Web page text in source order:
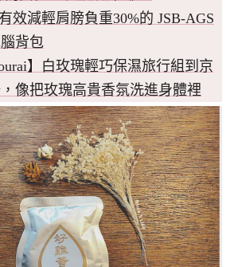
效減輕肩膀負重30%的 JSB-AGS
背包
】白玫瑰輕巧保濕旅行組到京
像把玫瑰高貴香氛洗進身體裡